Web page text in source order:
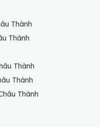
Thành
Thành
Thành
Thành
Thành